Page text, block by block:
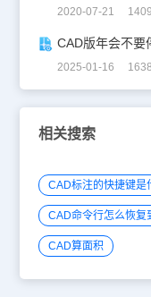
2020-07-21
CAD版年会不要
2025-01-16
相关搜索
CAD标注的快捷键是
CAD命令行怎么恢复
CAD算面积